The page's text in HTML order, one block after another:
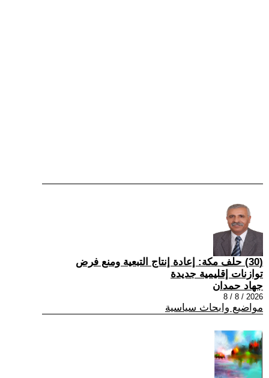
(30) حلف مكة: إعادة إنتاج التبعية ومنع فرض
توازنات إقليمية جديدة
جهاد حمدان
2026 / 8 / 8
مواضيع وابحاث سياسية